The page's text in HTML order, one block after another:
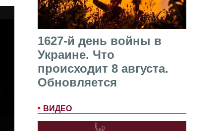
1627-й день войны в
Украине. Что
происходит 8 августа.
Обновляется
ВИДЕО